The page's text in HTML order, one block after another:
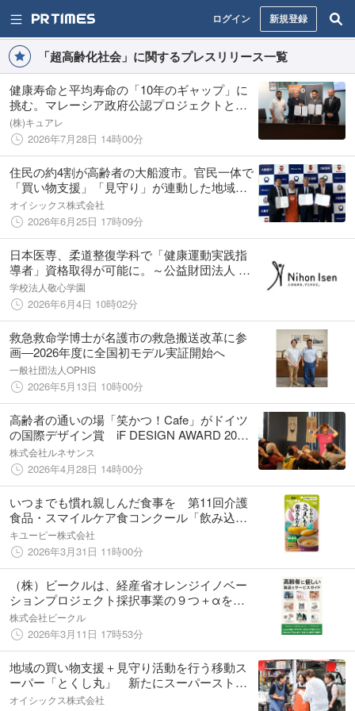
ログイン 新規登録
「超高齢化社会」に関するプレスリリース一覧
健康寿命と平均寿命の「10年のギャップ」に
挑む。マレーシア政府公認プロジェクトと、
日本の整形外科専門医がサステナブルな「エ
シカル・ツバメの巣」の共同臨床検証を開始
(株)キュアレ
2026年7月28日 14時00分
住民の約4割が高齢者の大船渡市。官民一体で
「買い物支援」「見守り」が連動した地域づ
くりへ 移動スーパーとくし丸を活用した
「見守り協定」を6/25(木)に締結
オイシックス株式会社
2026年6月25日 17時09分
日本医専、柔道整復学科で「健康運動実践指
導者」資格取得が可能に。～公益財団法人 健
康・体力づくり事業財団より養成校として認
定～
学校法人敬心学園
2026年6月4日 10時02分
救急救命学博士が名護市の救急搬送改革に参
画―2026年度に全国初モデル実証開始へ
一般社団法人OPHIS
2026年5月13日 10時00分
高齢者の通いの場「笑かつ！Cafe」がドイツ
の国際デザイン賞 iF DESIGN AWARD 2026
を受賞
株式会社ルネサンス
2026年4月28日 14時00分
いつまでも慣れ親しんだ食事を 第11回介護
食品・スマイルケア食コンクール「飲み込む
ことに問題がある人（嚥下困難者）向けの食
品部門」で「やさしい献立 なめらかさつまい
もと栗のきんとん」が金賞を受賞
キユーピー株式会社
2026年3月31日 11時00分
（株）ビークルは、経産省オレンジイノベー
ションプロジェクト採択事業の９つ＋αを紹
介した書籍「高齢者に優しい製品とサービス
ガイド」を３月１２日に発売します。
株式会社ビークル
2026年3月11日 17時53分
地域の買い物支援＋見守り活動を行う移動ス
ーパー「とくし丸」 新たにスーパーストア
と提携し、青森県西北地域での移動販売を再
オイシックス株式会社